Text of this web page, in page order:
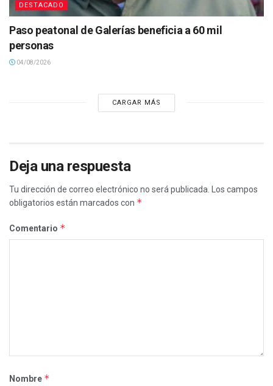
DESTACADO
Paso peatonal de Galerías beneficia a 60 mil
personas
04/08/2026
CARGAR MÁS
Deja una respuesta
Tu dirección de correo electrónico no será publicada.
Los campos
obligatorios están marcados con *
Comentario *
Nombre *